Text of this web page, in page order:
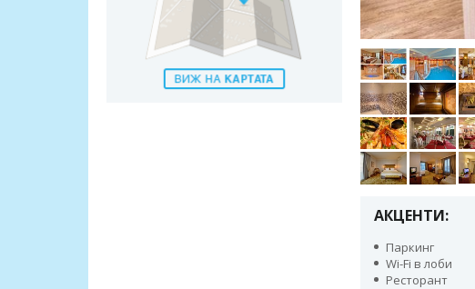
АКЦЕНТИ:
Паркинг
Wi-Fi в лоби
Ресторант